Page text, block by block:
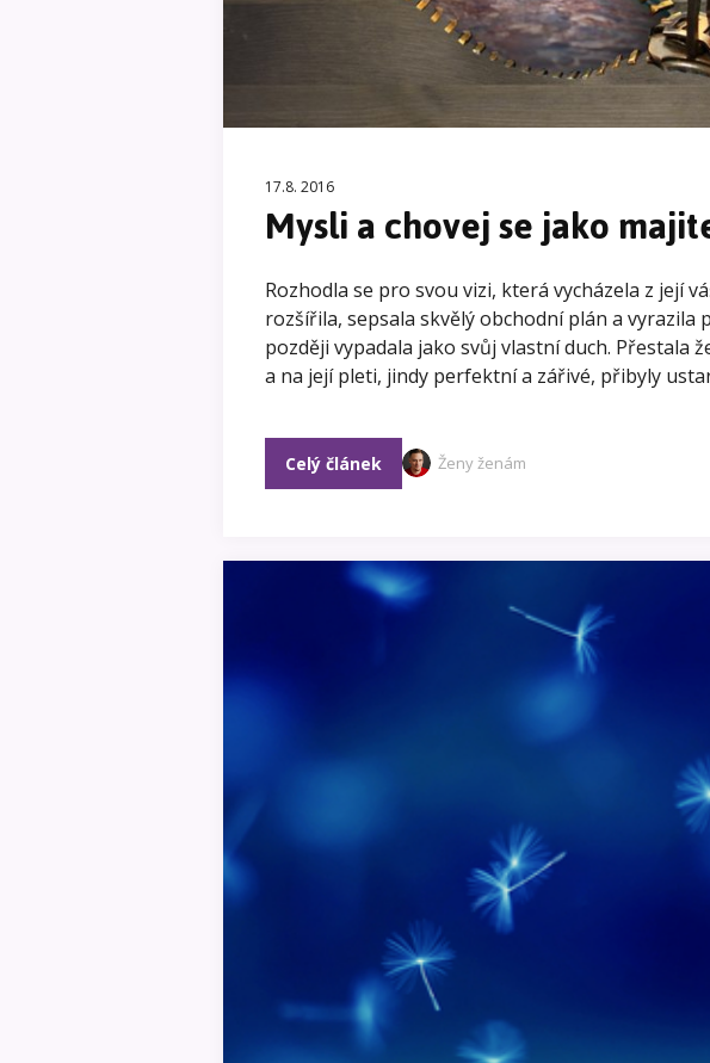
17.8. 2016
Mysli a chovej se jako
Rozhodla se pro svou vizi, která vycházela z její
rozšířila, sepsala skvělý obchodní plán a vyrazila
později vypadala jako svůj vlastní duch. Přestala
a na její pleti, jindy perfektní a zářivé, přibyly
Celý článek Ženy ženám